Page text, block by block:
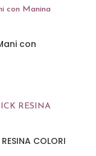
con
COLORI